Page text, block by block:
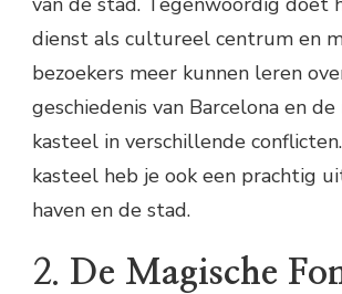
dienst als cultureel centrum en
bezoekers meer kunnen leren
geschiedenis van Barcelona en
kasteel in verschillende
kasteel heb je ook een prachtig
haven en de stad.
2. De Magische